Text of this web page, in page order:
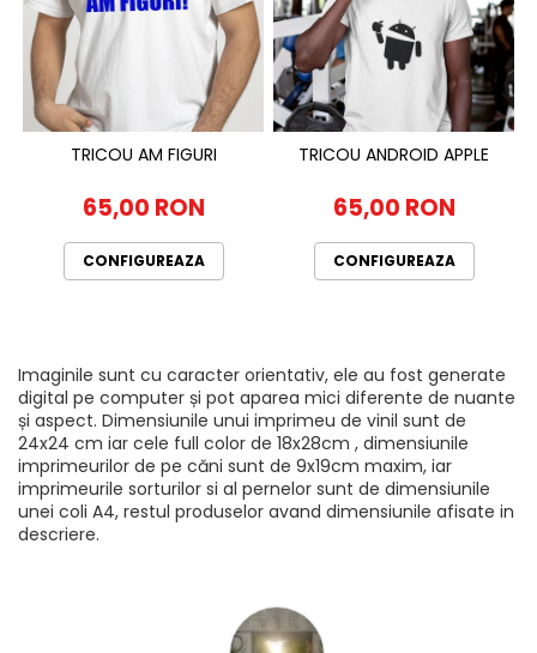
TRICOU AM FIGURI
65,00 RON
CONFIGUREAZA
TRICOU ANDROID APPLE
65,00 RON
CONFIGUREAZA
Imaginile sunt cu caracter orientativ, ele au fost generate
digital pe computer și pot aparea mici diferente de nuante
și aspect. Dimensiunile unui imprimeu de vinil sunt de
24x24 cm iar cele full color de 18x28cm , dimensiunile
imprimeurilor de pe căni sunt de 9x19cm maxim, iar
imprimeurile sorturilor si al pernelor sunt de dimensiunile
unei coli A4, restul produselor avand dimensiunile afisate in
descriere.